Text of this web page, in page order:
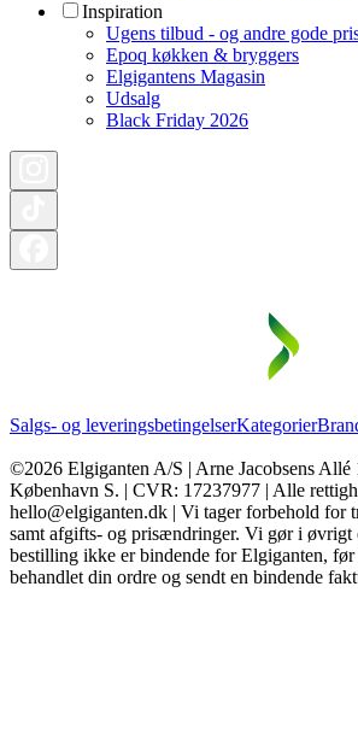
Inspiration
Ugens tilbud - og andre gode
Epoq køkken & bryggers
Elgigantens Magasin
Udsalg
Black Friday 2026
Salgs- og leveringsbetingelserKategorier
©2026 Elgiganten A/S | Arne Jacobsens Allé
København S. | CVR: 17237977 | Alle
hello@elgiganten.dk | Vi tager forbehold for
samt afgifts- og prisændringer. Vi gør i øvrigt
bestilling ikke er bindende for Elgiganten,
behandlet din ordre og sendt en bindende